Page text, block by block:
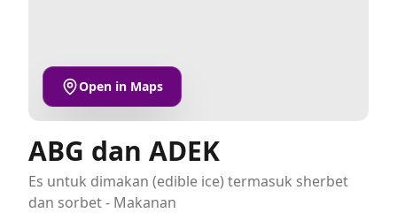
Open in Maps
ABG dan ADEK
Es untuk dimakan (edible ice) termasuk sherbet
dan sorbet - Makanan